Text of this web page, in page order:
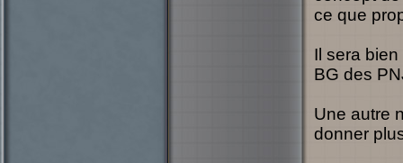
ce que
Il sera
BG des
Une autre
donner